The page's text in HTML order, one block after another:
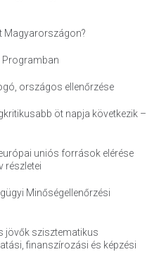
Magyarországon?
Programban
országos ellenőrzése
öt napja következik –
uniós források elérése
részletei
Minőségellenőrzési
jövők szisztematikus
finanszírozási és képzési